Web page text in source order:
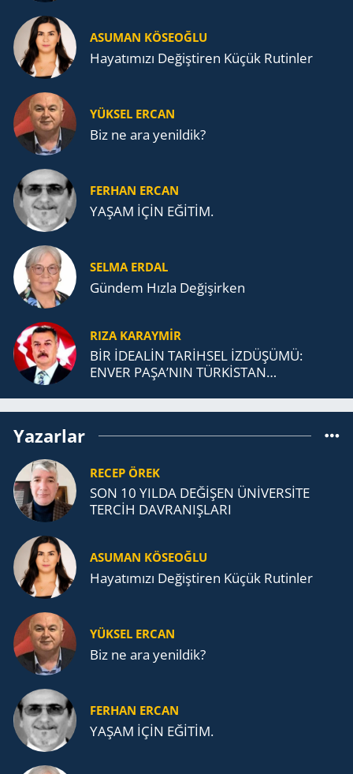
ASUMAN KÖSEOĞLU
Ha­ya­tı­mı­zı De­ğiş­ti­ren Küçük Ru­tin­ler
YÜKSEL ERCAN
Biz ne ara yenildik?
FERHAN ERCAN
YAŞAM İÇİN EĞİTİM.
SELMA ERDAL
Gündem Hızla Değişirken
RIZA KARAYMIR
BİR İDEALİN TARİHSEL İZDÜŞÜMÜ:
ENVER PAŞA’NIN TÜRKİSTAN
Yazarlar
RECEP ÖREK
SON 10 YILDA DEĞİŞEN ÜNİVERSİTE
TERCİH DAVRANIŞLARI
ASUMAN KÖSEOĞLU
Ha­ya­tı­mı­zı De­ğiş­ti­ren Küçük Ru­tin­ler
YÜKSEL ERCAN
Biz ne ara yenildik?
FERHAN ERCAN
YAŞAM İÇİN EĞİTİM.